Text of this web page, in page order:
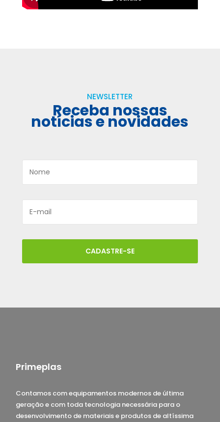
NEWSLETTER
Receba nossas
notícias e novidades
CADASTRE-SE
Primeplas
Contamos com equipamentos modernos de última
geração e com toda tecnologia necessária para o
desenvolvimento de materiais e produtos de altíssima